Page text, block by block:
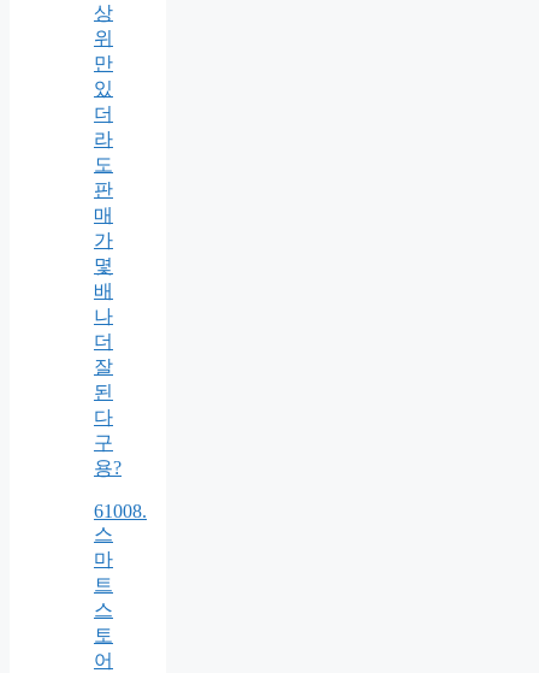
상
위
만
있
더
라
도
판
매
가
몇
배
나
더
잘
된
다
구
용?
61008.
스
마
트
스
토
어